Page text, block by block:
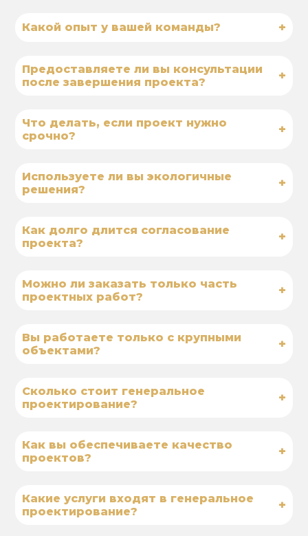
Какой опыт у вашей команды? +
Предоставляете ли вы консультации
после завершения проекта?
+
Что делать, если проект нужно
срочно?
+
Используете ли вы экологичные
решения?
+
Как долго длится согласование
проекта?
+
Можно ли заказать только часть
проектных работ?
+
Вы работаете только с крупными
объектами?
+
Сколько стоит генеральное
проектирование?
+
Как вы обеспечиваете качество
проектов?
+
Какие услуги входят в генеральное
проектирование?
+